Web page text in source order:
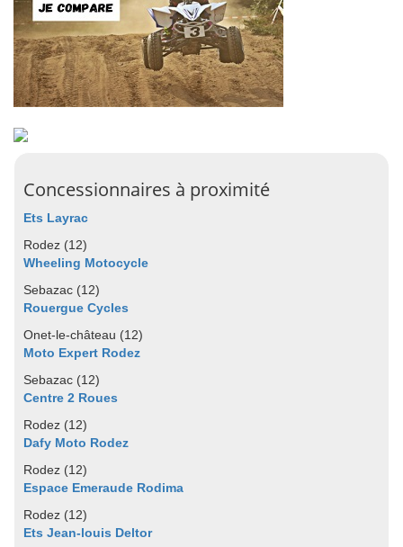
Concessionnaires à proximité
Ets Layrac
Rodez (12)
Wheeling Motocycle
Sebazac (12)
Rouergue Cycles
Onet-le-château (12)
Moto Expert Rodez
Sebazac (12)
Centre 2 Roues
Rodez (12)
Dafy Moto Rodez
Rodez (12)
Espace Emeraude Rodima
Rodez (12)
Ets Jean-louis Deltor